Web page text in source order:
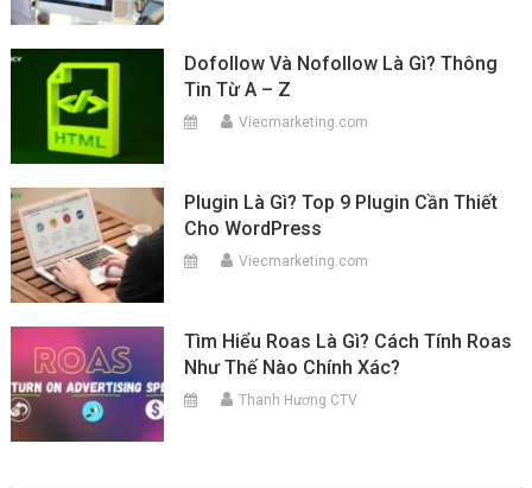
Dofollow Và Nofollow Là Gì? Thông
Tin Từ A – Z
Viecmarketing.com
Plugin Là Gì? Top 9 Plugin Cần Thiết
Cho WordPress
Viecmarketing.com
Tìm Hiểu Roas Là Gì? Cách Tính Roas
Như Thế Nào Chính Xác?
Thanh Hương CTV